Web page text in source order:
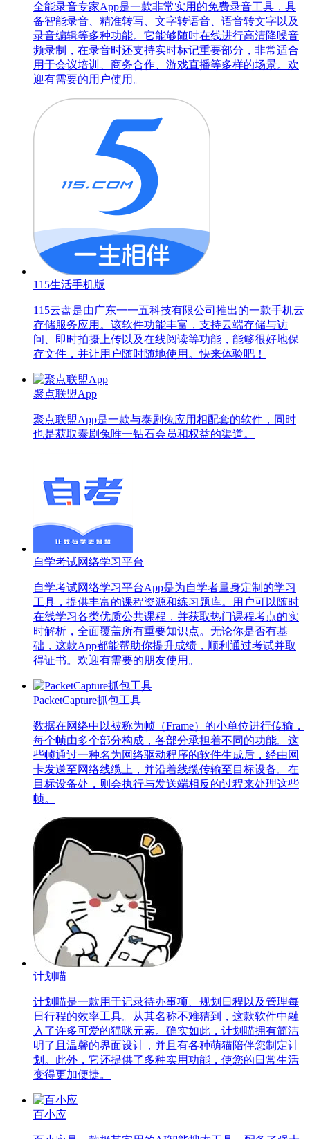
全能录音专家App是一款非常实用的免费录音工具，具
备智能录音、精准转写、文字转语音、语音转文字以及
录音编辑等多种功能。它能够随时在线进行高清降噪音
频录制，在录音时还支持实时标记重要部分，非常适合
用于会议培训、商务合作、游戏直播等多样的场景。欢
迎有需要的用户使用。
115生活手机版
115云盘是由广东一一五科技有限公司推出的一款手机云
存储服务应用。该软件功能丰富，支持云端存储与访
问、即时拍摄上传以及在线阅读等功能，能够很好地保
存文件，并让用户随时随地使用。快来体验吧！
聚点联盟App
聚点联盟App是一款与泰剧兔应用相配套的软件，同时
也是获取泰剧兔唯一钻石会员和权益的渠道。
自学考试网络学习平台
自学考试网络学习平台App是为自学者量身定制的学习
工具，提供丰富的课程资源和练习题库。用户可以随时
在线学习各类优质公共课程，并获取热门课程考点的实
时解析，全面覆盖所有重要知识点。无论你是否有基
础，这款App都能帮助你提升成绩，顺利通过考试并取
得证书。欢迎有需要的朋友使用。
PacketCapture抓包工具
数据在网络中以被称为帧（Frame）的小单位进行传输，
每个帧由多个部分构成，各部分承担着不同的功能。这
些帧通过一种名为网络驱动程序的软件生成后，经由网
卡发送至网络线缆上，并沿着线缆传输至目标设备。在
目标设备处，则会执行与发送端相反的过程来处理这些
帧。
计划喵
计划喵是一款用于记录待办事项、规划日程以及管理每
日行程的效率工具。从其名称不难猜到，这款软件中融
入了许多可爱的猫咪元素。确实如此，计划喵拥有简洁
明了且温馨的界面设计，并且有各种萌猫陪伴您制定计
划。此外，它还提供了多种实用功能，使您的日常生活
变得更加便捷。
百小应